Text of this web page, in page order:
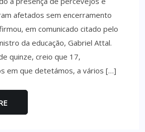
afetados sem encerramento
em comunicado citado pelo
da educação, Gabriel Attal.
quinze, creio que 17,
em que detetámos, a vários […]